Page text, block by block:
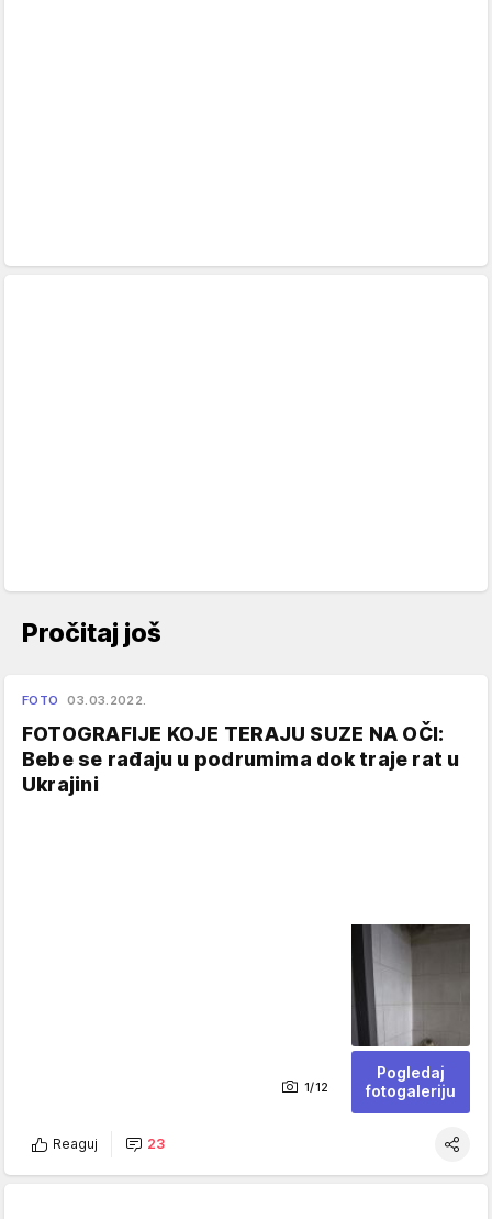
Pročitaj još
FOTO 03.03.2022.
FOTOGRAFIJE KOJE TERAJU SUZE NA OČI:
Bebe se rađaju u podrumima dok traje rat u
Ukrajini
1/12
Pogledaj
fotogaleriju
Reaguj 23